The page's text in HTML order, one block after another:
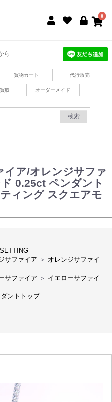
0
ら
買物カート 代行販売
取 オーダーメイド
検索
イア/オレンジサファ
0.25ct ペンダント
ィング スクエアモ
サファイア ＞ オレンジサファイ
サファイア ＞ イエローサファイ
ントトップ